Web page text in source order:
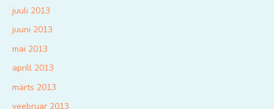
juuli 2013
juuni 2013
mai 2013
aprill 2013
märts 2013
veebruar 2013